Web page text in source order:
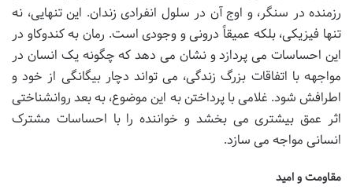
رزمنده در سنگر، و اوج آن در سلول انفرادی زندان. این تنهایی، نه
تنها فیزیکی، بلکه عمیقاً درونی و وجودی است. رمان به کندوکاو در
این احساسات می پردازد و نشان می دهد که چگونه یک انسان در
مواجهه با اتفاقات بزرگ زندگی، می تواند دچار بیگانگی از خود و
اطرافش شود. غلامی با پرداختن به این موضوع، به بعد روانشناختی
اثر عمق بیشتری می بخشد و خواننده را با احساسات مشترک
انسانی مواجه می سازد.
مقاومت و امید